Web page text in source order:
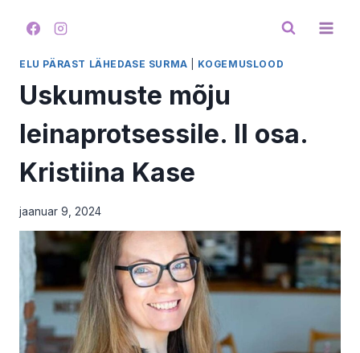
ELU PÄRAST LÄHEDASE SURMA KOGEMUSLOOD
Uskumuste mõju
leinaprotsessile. II osa.
Kristiina Kase
jaanuar 9, 2024